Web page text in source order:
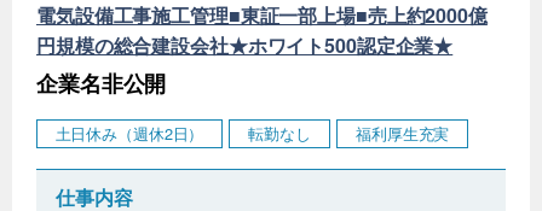
電気設備工事施工管理■東証一部上場■売上約2000億
円規模の総合建設会社★ホワイト500認定企業★
企業名非公開
土日休み（週休2日） 転勤なし 福利厚生充実
仕事内容